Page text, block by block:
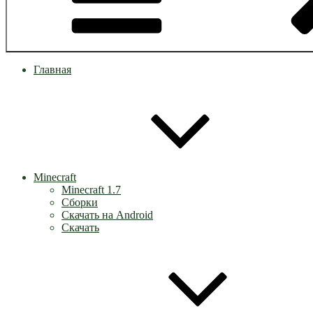
Главная
Minecraft
Minecraft 1.7
Сборки
Скачать на Android
Скачать